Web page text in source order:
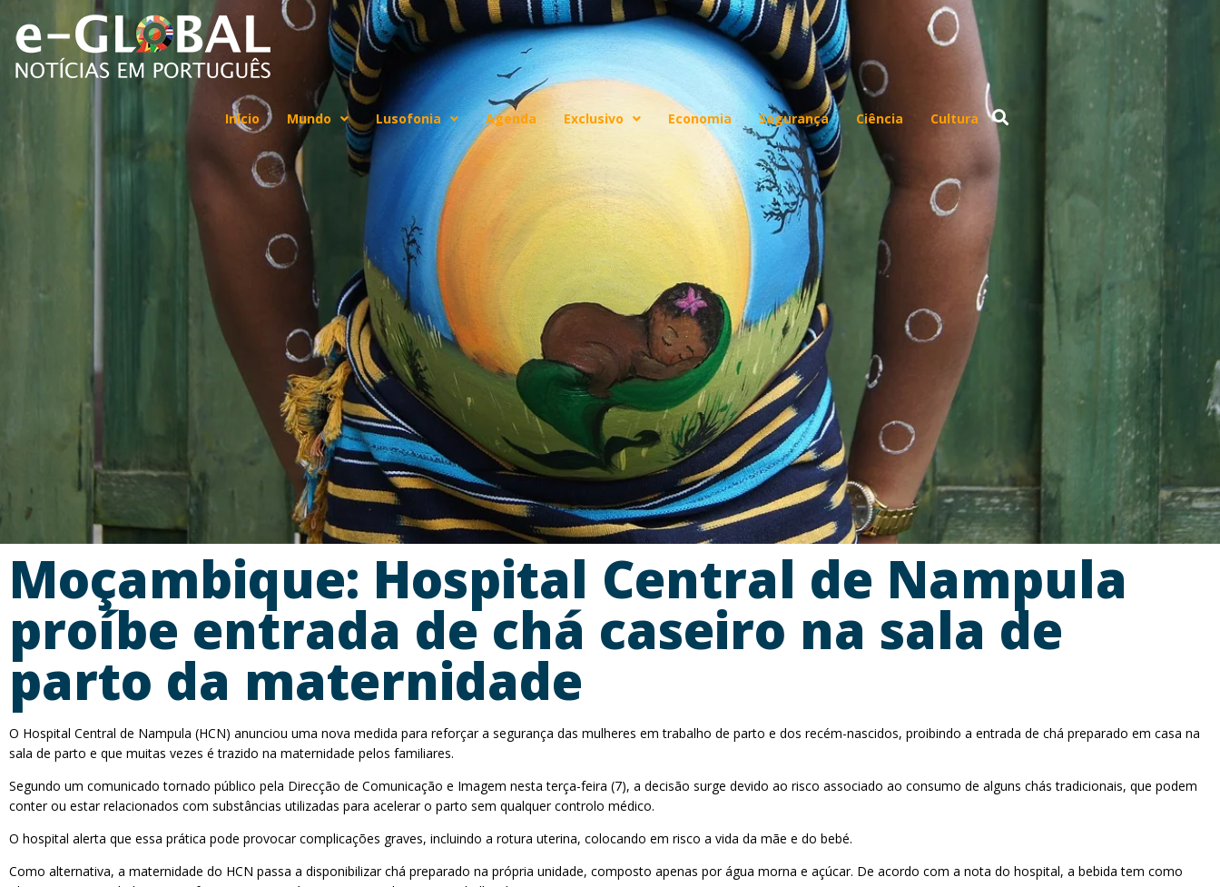
Início Mundo Lusofonia Agenda Exclusivo Economia Segurança Ciência Cultura
Moçambique: Hospital Central de Nampula
proíbe entrada de chá caseiro na sala de
parto da maternidade
O Hospital Central de Nampula (HCN) anunciou uma nova medida para reforçar a segurança das mulheres em trabalho de parto e dos recém-nascidos, proibindo a entrada de chá preparado em casa na
sala de parto e que muitas vezes é trazido na maternidade pelos familiares.
Segundo um comunicado tornado público pela Direcção de Comunicação e Imagem nesta terça-feira (7), a decisão surge devido ao risco associado ao consumo de alguns chás tradicionais, que podem
conter ou estar relacionados com substâncias utilizadas para acelerar o parto sem qualquer controlo médico.
O hospital alerta que essa prática pode provocar complicações graves, incluindo a rotura uterina, colocando em risco a vida da mãe e do bebé.
Como alternativa, a maternidade do HCN passa a disponibilizar chá preparado na própria unidade, composto apenas por água morna e açúcar. De acordo com a nota do hospital, a bebida tem como